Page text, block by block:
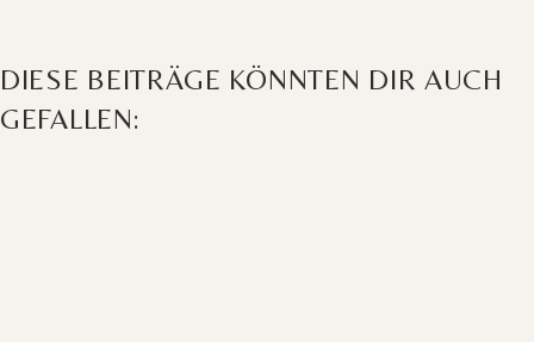
DIESE BEITRÄGE KÖNNTEN DIR AUCH
GEFALLEN: